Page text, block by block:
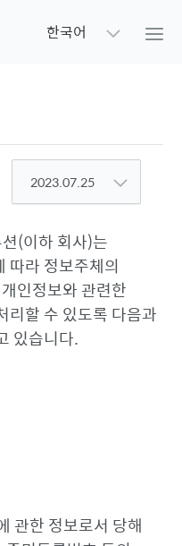
한국어
2023.07.25
(이하 회사)는
따라 정보주체의
인정보와 관련한
리할 수 있도록 다음과
있습니다.
관한 정보로서 당해